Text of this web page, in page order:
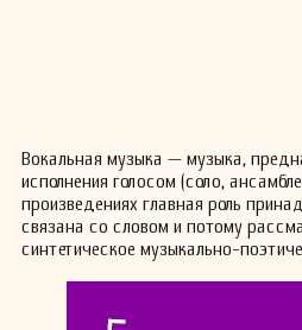
Вокальная музыка — музыка,
исполнения голосом (соло,
произведениях главная роль
связана со словом и потому
синтетическое музыкально-